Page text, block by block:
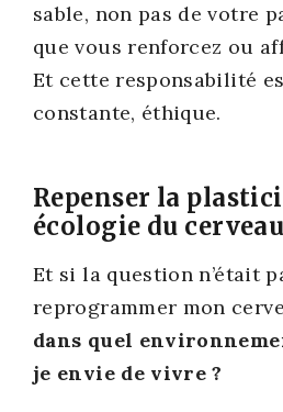
sable, non pas de votre
que vous ren­for­cez ou
Et cette res­pon­sa­bi­li­té
constante, éthique.
Repenser la
écologie du cerveau
Et si la ques­tion n’était
repro­gram­mer mon
dans quel
je envie de vivre ?